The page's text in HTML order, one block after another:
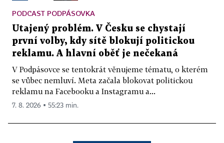
PODCAST PODPÁSOVKA
Utajený problém. V Česku se chystají
první volby, kdy sítě blokují politickou
reklamu. A hlavní oběť je nečekaná
V Podpásovce se tentokrát věnujeme tématu, o kterém
se vůbec nemluví. Meta začala blokovat politickou
reklamu na Facebooku a Instagramu a...
7. 8. 2026 ▪ 55:23 min.